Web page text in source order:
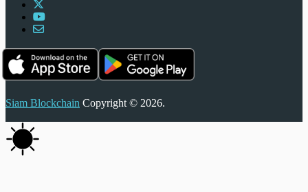
Siam Blockchain Copyright © 2026.